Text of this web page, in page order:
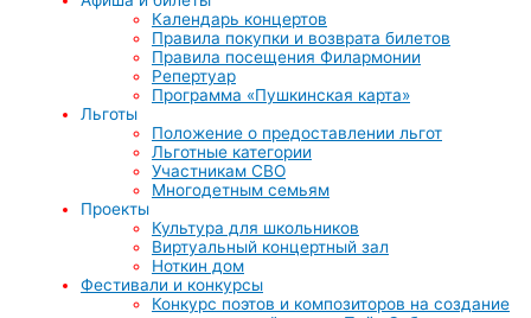
Календарь концертов
Правила покупки и возврата билетов
Правила посещения Филармонии
Репертуар
Программа «Пушкинская карта»
Льготы
Положение о предоставлении льгот
Льготные категории
Участникам СВО
Многодетным семьям
Проекты
Культура для школьников
Виртуальный концертный зал
Ноткин дом
Фестивали и конкурсы
Конкурс поэтов и композиторов на создание